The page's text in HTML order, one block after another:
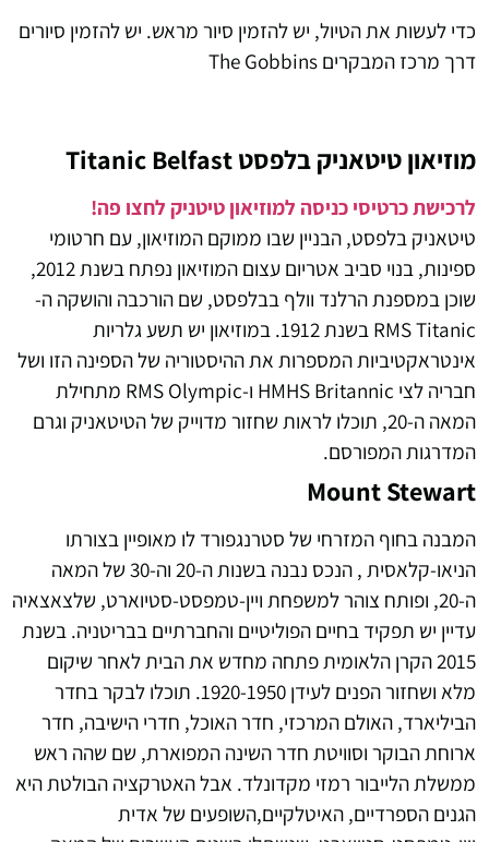
כדי לעשות את הטיול, יש להזמין סיור מראש. יש להזמין סיורים
דרך מרכז המבקרים The Gobbins
מוזיאון טיטאניק בלפסט Titanic Belfast
לרכישת כרטיסי כניסה למוזיאון טיטניק לחצו פה!
טיטאניק בלפסט, הבניין שבו ממוקם המוזיאון, עם חרטומי
ספינות, בנוי סביב אטריום עצום המוזיאון נפתח בשנת 2012,
שוכן במספנת הרלנד וולף בבלפסט, שם הורכבה והושקה ה-
RMS Titanic בשנת 1912. במוזיאון יש תשע גלריות
אינטראקטיביות המספרות את ההיסטוריה של הספינה הזו ושל
חבריה לצי HMHS Britannic ו-RMS Olympic מתחילת
המאה ה-20, תוכלו לראות שחזור מדוייק של הטיטאניק וגרם
המדרגות המפורסם.
Mount Stewart
המבנה בחוף המזרחי של סטרנגפורד לו מאופיין בצורתו
הניאו-קלאסית , הנכס נבנה בשנות ה-20 וה-30 של המאה
ה-20, ופותח צוהר למשפחת ויין-טמפסט-סטיוארט, שלצאצאיה
עדיין יש תפקיד בחיים הפוליטיים והחברתיים בבריטניה. בשנת
2015 הקרן הלאומית פתחה מחדש את הבית לאחר שיקום
מלא ושחזור הפנים לעידן 1920-1950.
תוכלו לבקר בחדר
הביליארד, האולם המרכזי, חדר האוכל, חדרי הישיבה, חדר
ארוחת הבוקר וסוויטת חדר השינה המפוארת, שם שהה ​​ראש
ממשלת הלייבור רמזי מקדונלד. אבל האטרקציה הבולטת היא
הגנים הספרדיים, האיטלקיים,השופעים של אדית